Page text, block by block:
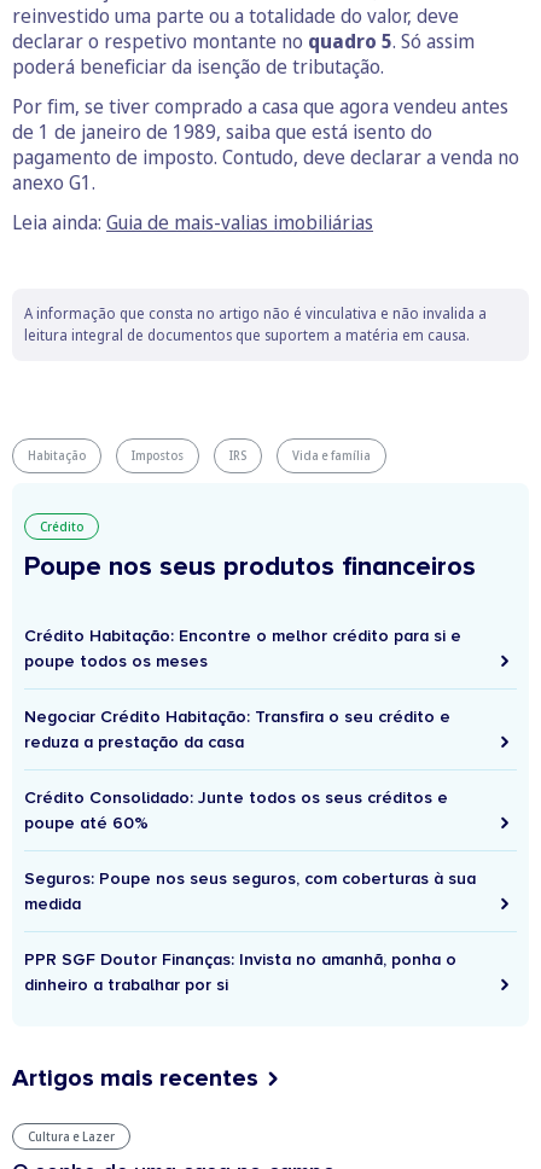
reinvestido uma parte ou a totalidade do valor, deve
declarar o respetivo montante no quadro 5. Só assim
poderá beneficiar da isenção de tributação.
Por fim, se tiver comprado a casa que agora vendeu antes
de 1 de janeiro de 1989, saiba que está isento do
pagamento de imposto. Contudo, deve declarar a venda no
anexo G1.
Leia ainda: Guia de mais-valias imobiliárias
A informação que consta no artigo não é vinculativa e não invalida a
leitura integral de documentos que suportem a matéria em causa.
Habitação Impostos IRS Vida e família
Crédito
Poupe nos seus produtos financeiros
Crédito Habitação: Encontre o melhor crédito para si e
poupe todos os meses
Negociar Crédito Habitação: Transfira o seu crédito e
reduza a prestação da casa
Crédito Consolidado: Junte todos os seus créditos e
poupe até 60%
Seguros: Poupe nos seus seguros, com coberturas à sua
medida
PPR SGF Doutor Finanças: Invista no amanhã, ponha o
dinheiro a trabalhar por si
Artigos mais recentes
Cultura e Lazer